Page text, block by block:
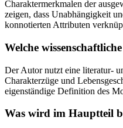
Charaktermerkmalen der
zeigen, dass Unabhängigkeit
konnotierten Attributen
Welche
Der Autor nutzt eine literatur-
Charakterzüge und
eigenständige Definition des
Was wird im Hauptteil